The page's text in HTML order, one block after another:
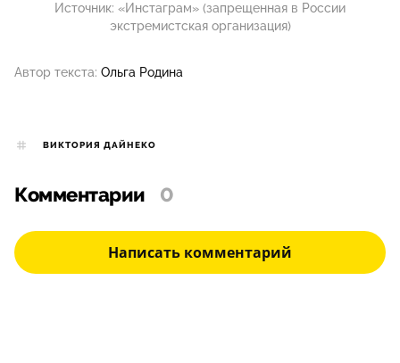
Источник: «Инстаграм» (запрещенная в России
экстремистская организация)
Автор текста: Ольга Родина
ВИКТОРИЯ ДАЙНЕКО
Комментарии 0
Написать комментарий